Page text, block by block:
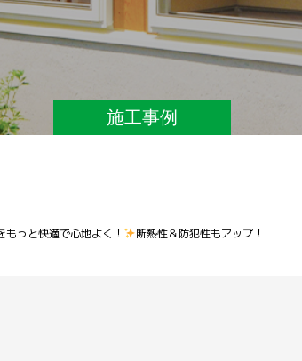
施工事例
もっと快適で心地よく！ 断熱性＆防犯性もアップ！